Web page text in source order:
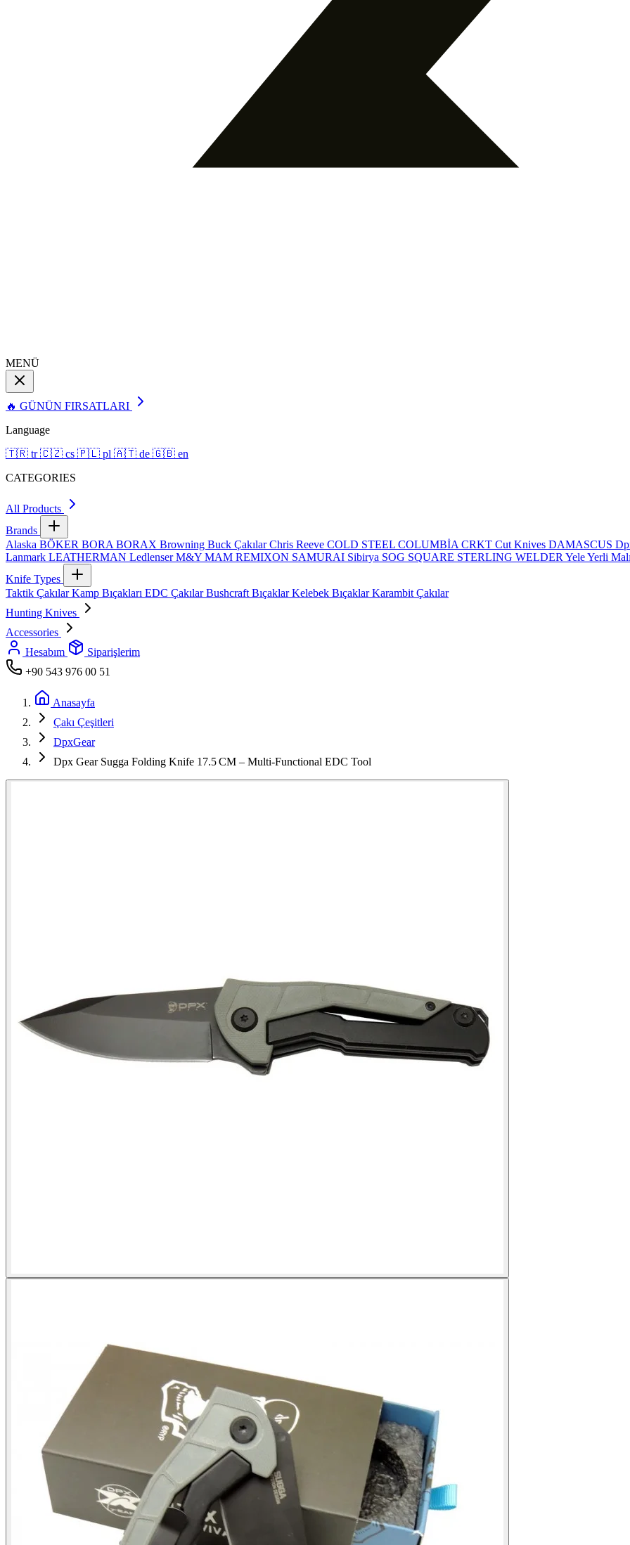
MENÜ
🔥 GÜNÜN FIRSATLARI
Language
🇹🇷 tr 🇨🇿 cs 🇵🇱 pl 🇦🇹 de 🇬🇧 en
CATEGORIES
All Products
Brands
Alaska BÖKER BORA BORAX Browning Buck ÇakılarChris Reeve COLD STEEL COLUMBİA CRKT Cut Knives DAMASCUS
Lanmark LEATHERMAN LedlenserM&Y MAM REMIXON SAMURAI Sibirya SOG SQUARE STERLING WELDER YeleYerli
Knife Types
Taktik ÇakılarKamp Bıçakları EDC ÇakılarBushcraft BıçaklarKelebek BıçaklarKarambit Çakılar
Hunting Knives
Accessories
Hesabım
Siparişlerim
+90 543 976 00 51
Anasayfa
Çakı Çeşitleri
DpxGear
Dpx Gear Sugga Folding Knife 17.5 CM – Multi‑Functional EDC Tool